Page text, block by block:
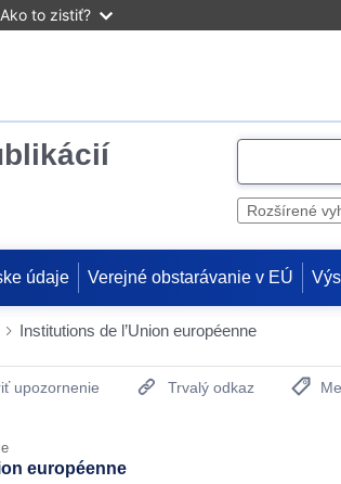
Ako to zistiť?
e
Rozšírené
údaje Verejné obstarávanie v EÚ
Institutions de l’Union européenne
upozornenie Trvalý odkaz
européenne